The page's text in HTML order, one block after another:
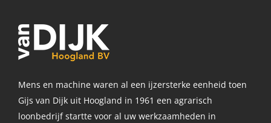
Mens en machine waren al een ijzersterke eenheid toen
Gijs van Dijk uit Hoogland in 1961 een agrarisch
loonbedrijf startte voor al uw werkzaamheden in